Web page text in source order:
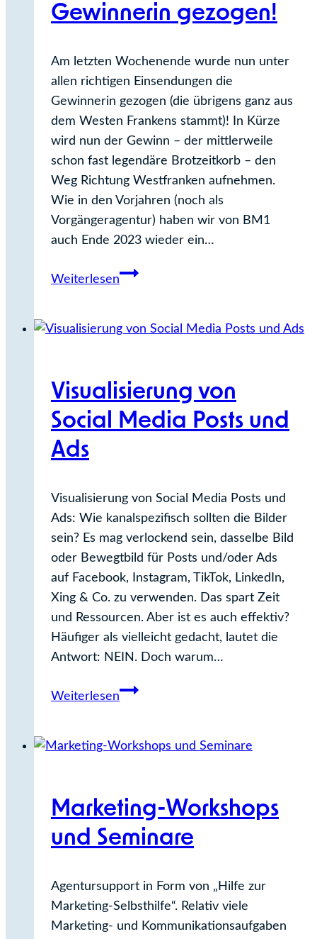
Gewinnerin gezogen!
Am letzten Wochenende wurde nun unter
allen richtigen Einsendungen die
Gewinnerin gezogen (die übrigens ganz aus
dem Westen Frankens stammt)! In Kürze
wird nun der Gewinn – der mittlerweile
schon fast legendäre Brotzeitkorb – den
Weg Richtung Westfranken aufnehmen.
Wie in den Vorjahren (noch als
Vorgängeragentur) haben wir von BM1
auch Ende 2023 wieder ein…
Weiterlesen
BM1
gezogen!
Visualisierung von
Social Media Posts und
Ads
Visualisierung von Social Media Posts und
Ads: Wie kanalspezifisch sollten die Bilder
sein? Es mag verlockend sein, dasselbe Bild
oder Bewegtbild für Posts und/oder Ads
auf Facebook, Instagram, TikTok, LinkedIn,
Xing & Co. zu verwenden. Das spart Zeit
und Ressourcen. Aber ist es auch effektiv?
Häufiger als vielleicht gedacht, lautet die
Antwort: NEIN. Doch warum…
Weiterlesen
Visualisierung
Media
Ads
Marketing-Workshops
und Seminare
Agentursupport in Form von „Hilfe zur
Marketing-Selbsthilfe“. Relativ viele
Marketing- und Kommunikationsaufgaben